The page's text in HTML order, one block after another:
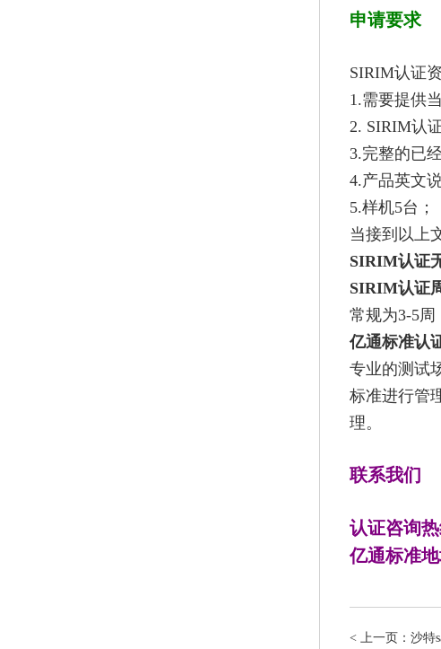
申请要求
SIRIM认证
1.需要提供
2. SIRIM认
3.完整的已
4.产品英文
5.样机5台；
当接到以上
SIRIM认证
SIRIM认证
常规为3-5周
亿通标准认
专业的测试
标准进行管
理。
联系我们
认证咨询热
亿通标准
<上一页：沙特